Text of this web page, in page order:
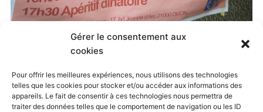
Gérer le consentement aux
cookies
Pour offrir les meilleures expériences, nous utilisons des technologies
telles que les cookies pour stocker et/ou accéder aux informations des
appareils. Le fait de consentir à ces technologies nous permettra de
traiter des données telles que le comportement de navigation ou les ID
27 mai 2019
Preferisco il Paradiso !. Both comments and
trackbacks are currently closed.